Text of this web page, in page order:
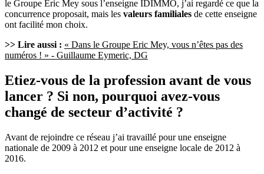
le Groupe Eric Mey sous l’enseigne IDIMMO, j’ai regardé ce que la
concurrence proposait, mais les valeurs familiales de cette enseigne
ont facilité mon choix.
>> Lire aussi : « Dans le Groupe Eric Mey, vous n’êtes pas des
numéros ! » - Guillaume Eymeric, DG
Etiez-vous de la profession avant de vous
lancer ? Si non, pourquoi avez-vous
changé de secteur d’activité ?
Avant de rejoindre ce réseau j’ai travaillé pour une enseigne
nationale de 2009 à 2012 et pour une enseigne locale de 2012 à
2016.